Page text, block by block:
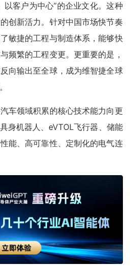
以客户为中心”的企业文化。这种
创新活力。针对中国市场快节奏
敏捷的工程与制造体系，能够快
频繁的工程变更。更重要的是，
向输出至全球，成为维智捷全球
车领域积累的核心技术能力向更
身机器人、eVTOL飞行器、储能
能、高可靠性、定制化的电气连